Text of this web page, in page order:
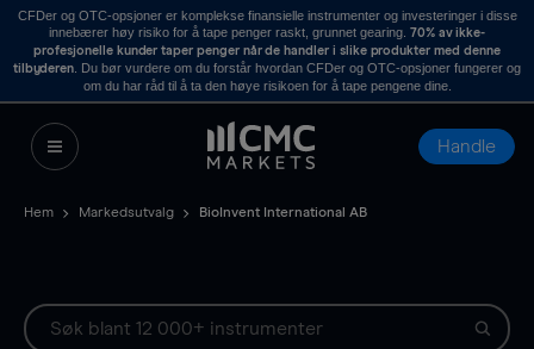
CFDer og OTC-opsjoner er komplekse finansielle instrumenter og investeringer i disse
innebærer høy risiko for å tape penger raskt, grunnet gearing. 70% av ikke-
profesjonelle kunder taper penger når de handler i slike produkter med denne
tilbyderen . Du bør vurdere om du forstår hvordan CFDer og OTC-opsjoner fungerer og
om du har råd til å ta den høye risikoen for å tape pengene dine.
Handle
Hem Markedsutvalg BioInvent International AB